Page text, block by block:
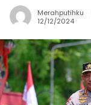
Merahputihku
12/12/2024